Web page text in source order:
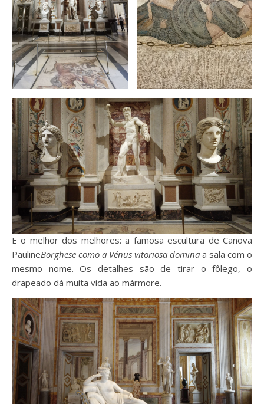
E o melhor dos melhores: a famosa escultura de Canova
PaulineBorghese como a Vénus vitoriosa domina a sala com o
mesmo nome. Os detalhes são de tirar o fôlego, o
drapeado dá muita vida ao mármore.